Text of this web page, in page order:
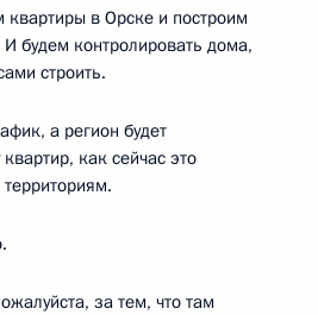
квартиры в Орске и построим
будем контролировать дома,
строить.
а регион будет
как сейчас это
за тем, что там